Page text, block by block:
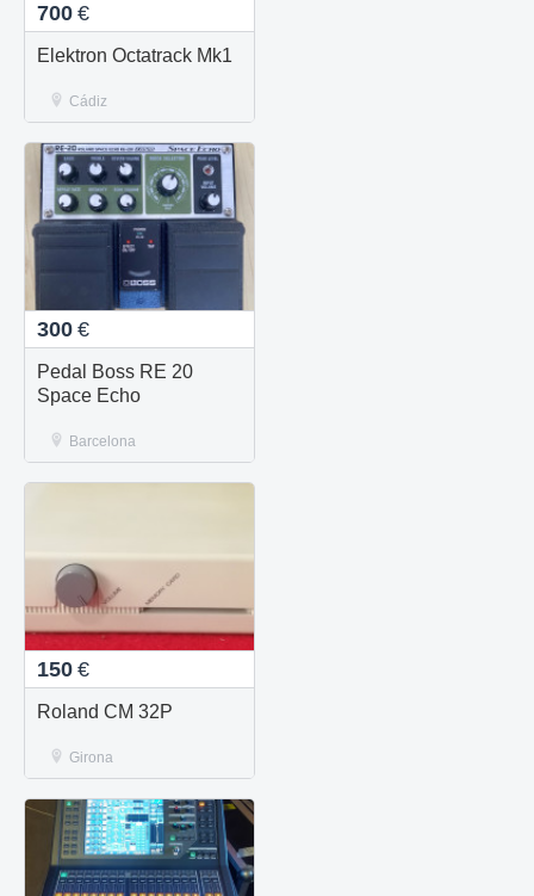
700 €
Elektron Octatrack Mk1
Cádiz
300 €
Pedal Boss RE 20
Space Echo
Barcelona
150 €
Roland CM 32P
Girona